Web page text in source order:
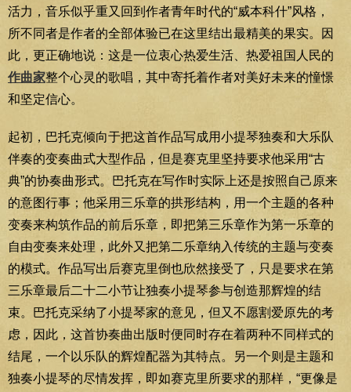
活力，音乐似乎重又回到作者青年时代的“威本科什”风格，
所不同者是作者的全部体验已在这里结出最精美的果实。因
此，更正确地说：这是一位衷心热爱生活、热爱祖国人民的
作曲家整个心灵的歌唱，其中寄托着作者对美好未来的憧憬
和坚定信心。
起初，巴托克倾向于把这首作品写成用小提琴独奏和大乐队
伴奏的变奏曲式大型作品，但是赛克里坚持要求他采用“古
典”的协奏曲形式。巴托克在写作时实际上还是按照自己原来
的意图行事；他采用三乐章的拱形结构，用一个主题的各种
变奏来构筑作品的前后乐章，即把第三乐章作为第一乐章的
自由变奏来处理，此外又把第二乐章纳入传统的主题与变奏
的模式。作品写出后赛克里倒也欣然接受了，只是要求在第
三乐章最后二十二小节让独奏小提琴参与创造那辉煌的结
束。巴托克采纳了小提琴家的意见，但又不愿割爱原先的考
虑，因此，这首协奏曲出版时便同时存在着两种不同样式的
结尾，一个以乐队的辉煌配器为其特点。另一个则是主题和
独奏小提琴的尽情发挥，即如赛克里所要求的那样，“更像是